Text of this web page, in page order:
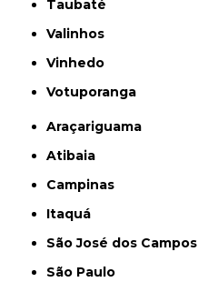
Taubaté
Valinhos
Vinhedo
Votuporanga
Araçariguama
Atibaia
Campinas
Itaquá
São José dos Campos
São Paulo